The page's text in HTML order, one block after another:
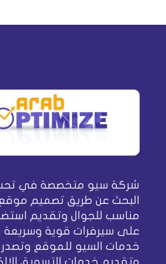
شركة سيو متخصصة في
البحث عن طريق تصميم
مناسب للجوال وتقديم
على سيرفرات قوية وسريعة
خدمات السيو للموقع وتصدر
وتقديم خدمات التسويق